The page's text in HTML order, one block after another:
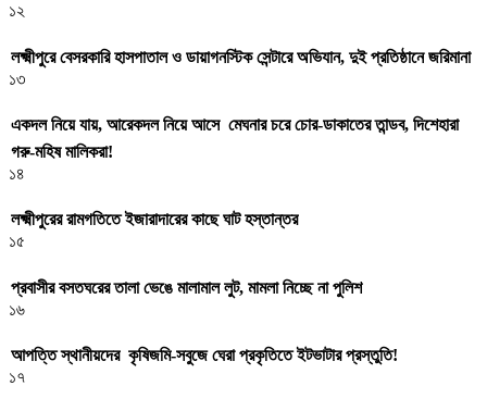
১২
লক্ষ্মীপুরে বেসরকারি হাসপাতাল ও ডায়াগনস্টিক সেন্টারে অভিযান, দুই প্রতিষ্ঠানে জরিমানা
১৩
একদল নিয়ে যায়, আরেকদল নিয়ে আসে মেঘনার চরে চোর-ডাকাতের তান্ডব, দিশেহারা
গরু-মহিষ মালিকরা!
১৪
লক্ষ্মীপুরের রামগতিতে ইজারাদারের কাছে ঘাট হস্তান্তর
১৫
প্রবাসীর বসতঘরের তালা ভেঙে মালামাল লুট, মামলা নিচ্ছে না পুলিশ
১৬
আপত্তি স্থানীয়দের কৃষিজমি-সবুজে ঘেরা প্রকৃতিতে ইটভাটার প্রস্তুতি!
১৭